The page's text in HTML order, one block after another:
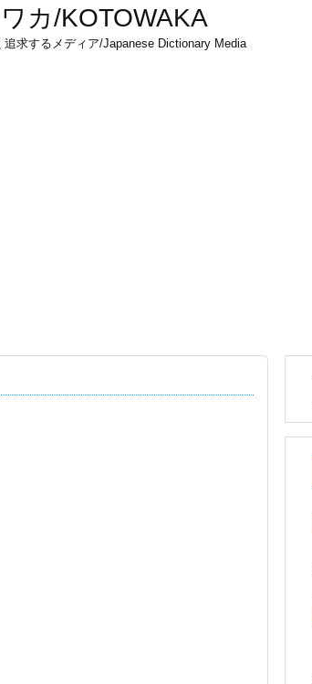
カ/KOTOWAKA
追求するメディア/Japanese Dictionary Media